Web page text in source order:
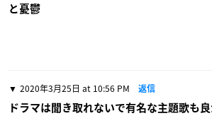
と憂鬱
2020年3月25日 at 10:56 PM 返信
ドラマは聞き取れないで有名な主題歌も